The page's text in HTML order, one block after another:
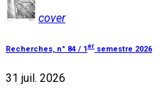
cover
Recherches, n° 84 / 1er semestre 2026
31 juil. 2026